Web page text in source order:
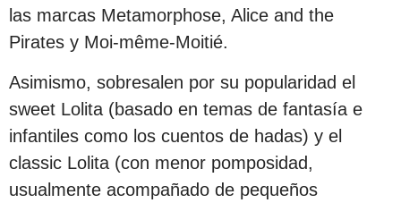
las marcas Metamorphose, Alice and the
Pirates y Moi-même-Moitié.
Asimismo, sobresalen por su popularidad el
sweet Lolita (basado en temas de fantasía e
infantiles como los cuentos de hadas) y el
classic Lolita (con menor pomposidad,
usualmente acompañado de pequeños